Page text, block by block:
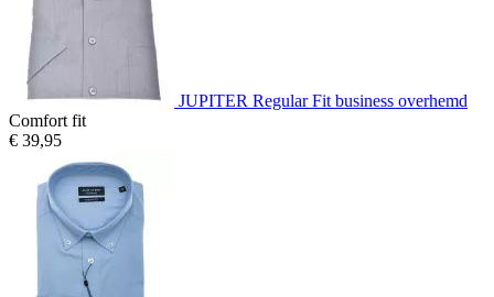
JUPITER Regular Fit business overhemd
Comfort fit
€ 39,95